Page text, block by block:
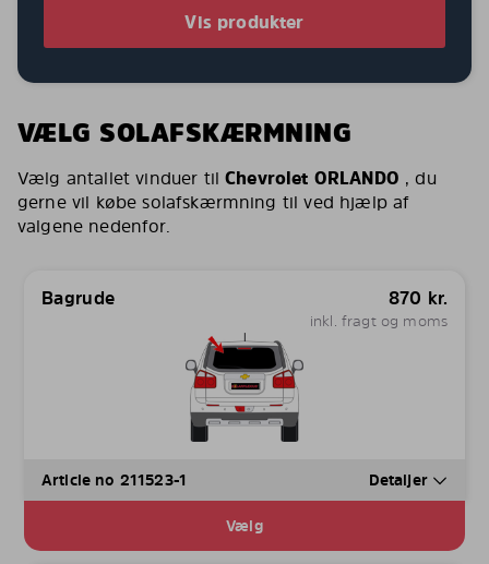
Vis produkter
VÆLG SOLAFSKÆRMNING
Vælg antallet vinduer tilChevrolet ORLANDO , du
gerne vil købe solafskærmning til ved hjælp af
valgene nedenfor.
Bagrude 870 kr.
inkl. fragt og moms
Article no 211523-1 Detaljer
Vælg